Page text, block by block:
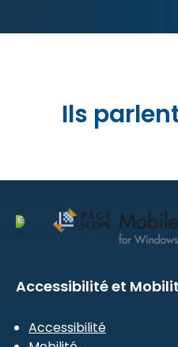
Ils
Accessibilité et
Accessibilité